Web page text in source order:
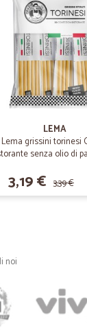
Arrivato il pacco
Arrivato il pacco ,
—
Rapidi e cordiali
—
Consegna puntuale
Consegna puntuale
Eccezionali è dir
LEMA
Lema grissini torinesi
senza olio di
3,19 € 3,39 €
noi